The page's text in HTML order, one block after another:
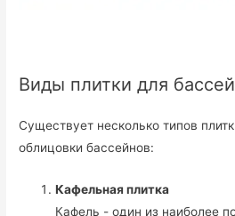
Виды плитки для
Существует несколько типов
облицовки бассейнов:
Кафельная плитка
Кафель - один из наиболее